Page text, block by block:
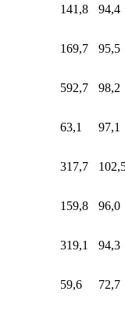
141,8 94,4
169,7 95,5
592,7 98,2
63,1 97,1
317,7
159,8 96,0
319,1 94,3
59,6 72,7